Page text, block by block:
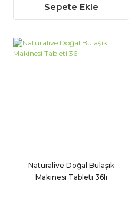
Sepete Ekle
Naturalive Doğal Bulaşık
Makinesi Tableti 36lı